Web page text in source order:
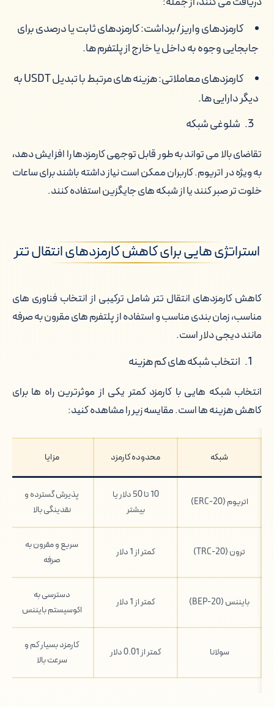
کارمزدهای واریز/برداشت: کارمزدهای ثابت یا درصدی برای
جابجایی وجوه به داخل یا خارج از پلتفرم ها.
کارمزدهای معاملاتی: هزینه های مرتبط با تبدیل USDT به
دیگر دارایی ها.
شلوغی شبکه
تقاضای بالا می تواند به طور قابل توجهی کارمزدها را افزایش دهد،
به ویژه در اتریوم. کاربران ممکن است نیاز داشته باشند برای ساعات
خلوت تر صبر کنند یا از شبکه های جایگزین استفاده کنند.
استراتژی هایی برای کاهش کارمزدهای انتقال تتر
کاهش کارمزدهای انتقال تتر شامل ترکیبی از انتخاب فناوری های
مناسب، زمان بندی مناسب و استفاده از پلتفرم های مقرون به صرفه
مانند دیجی دلار است.
انتخاب شبکه های کم هزینه
انتخاب شبکه هایی با کارمزد کمتر یکی از موثرترین راه ها برای
کاهش هزینه ها است. مقایسه زیر را مشاهده کنید:
شبکه محدوده کارمزد مزایا
اتریوم (ERC-20)
10 تا 50 دلار یا
بیشتر
پذیرش گسترده و
نقدینگی بالا
ترون (TRC-20) کمتر از 1 دلار
سریع و مقرون به
صرفه
بایننس (BEP-20) کمتر از 1 دلار
دسترسی به
اکوسیستم بایننس
سولانا کمتر از 0.01 دلار
کارمزد بسیار کم و
سرعت بالا